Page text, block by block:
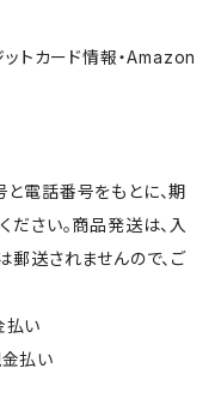
トカード情報・Amazon
電話番号をもとに、期
ださい。商品発送は、入
郵送されませんので、ご
払い
金払い